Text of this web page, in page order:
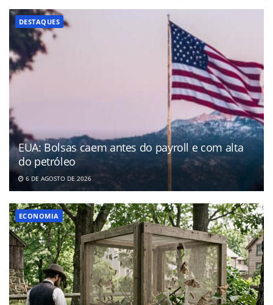
DESTAQUES
EUA: Bolsas caem antes do payroll e com alta
do petróleo
6 DE AGOSTO DE 2026
ECONOMIA